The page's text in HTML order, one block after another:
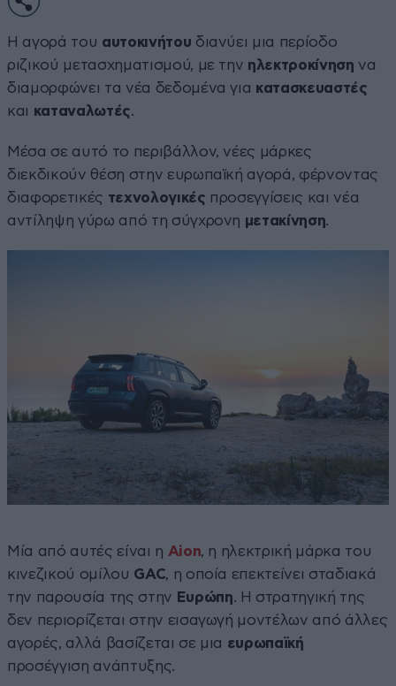
Η αγορά του αυτοκινήτου διανύει μια περίοδο
ριζικού μετασχηματισμού, με την ηλεκτροκίνηση να
διαμορφώνει τα νέα δεδομένα για κατασκευαστές
και καταναλωτές.
Μέσα σε αυτό το περιβάλλον, νέες μάρκες
διεκδικούν θέση στην ευρωπαϊκή αγορά, φέρνοντας
διαφορετικές τεχνολογικές προσεγγίσεις και νέα
αντίληψη γύρω από τη σύγχρονη μετακίνηση.
Μία από αυτές είναι η Aion, η ηλεκτρική μάρκα του
κινεζικού ομίλου GAC, η οποία επεκτείνει σταδιακά
την παρουσία της στην Ευρώπη. Η στρατηγική της
δεν περιορίζεται στην εισαγωγή μοντέλων από άλλες
αγορές, αλλά βασίζεται σε μια ευρωπαϊκή
προσέγγιση ανάπτυξης.